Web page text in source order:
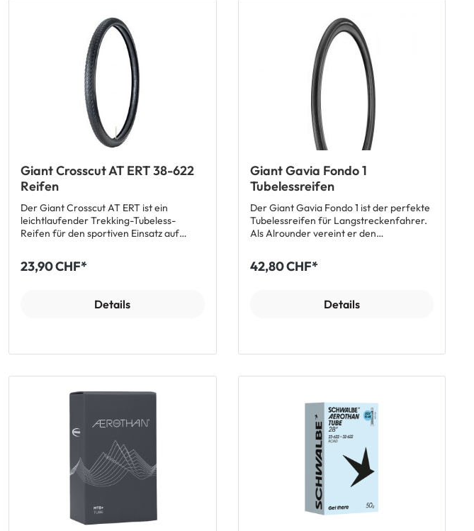
Giant Crosscut AT ERT 38-622
Reifen
Der Giant Crosscut AT ERT ist ein
leichtlaufender Trekking-Tubeless-
Reifen für den sportiven Einsatz auf
Features Leicht rollender Trekking-
Reifen mit ERT-Technologie (Tubeless)
optimal geeignet Vereint die Vorteile
eines Tubeless Setups mit der einfachen
Reifendichtmittel in das ERT-System
Gewicht: 772 g (38-622) Lieferumfang: 1
x Giant Crosscut AT ERT
23,90 CHF*
Details
Giant Gavia Fondo 1
Tubelessreifen
Der Giant Gavia Fondo 1 ist der perfekte
Tubelessreifen für Langstreckenfahrer.
Als Alrounder vereint er den
Gummimischung (RR-E) mit maximalem
Pannenschutz (Race Shield Puncture
Langstreckenfahrern abgestimmter
Fahrbetrieb RR-E Compound für gute
auf langer Haltbarkeit R-Shield
Pannenschutzeinlage 60 tpi Karkasse für
ein smoothes Fahrgefühl Empfehlungen
Empfohlenen Menge Dichtmilch: 60 ml
Reifendruckempfehlung: 3.5 -.5 bar
Gewicht: 445 g Grösse 700 x 28C/ 622-
Gewicht: 395 g Lieferumfang 1 x Giant
42,80 CHF*
Details